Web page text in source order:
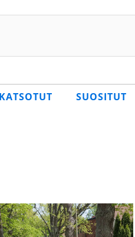
SUOSITUT